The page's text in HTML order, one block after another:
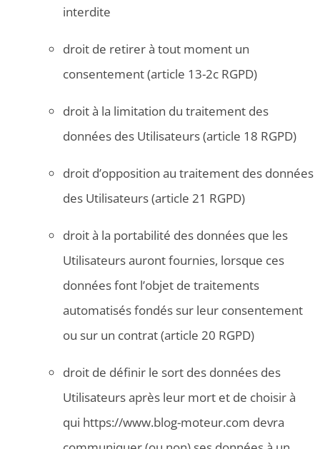
interdite
droit de retirer à tout moment un
consentement (article 13-2c RGPD)
droit à la limitation du traitement des
données des Utilisateurs (article 18 RGPD)
droit d’opposition au traitement des données
des Utilisateurs (article 21 RGPD)
droit à la portabilité des données que les
Utilisateurs auront fournies, lorsque ces
données font l’objet de traitements
automatisés fondés sur leur consentement
ou sur un contrat (article 20 RGPD)
droit de définir le sort des données des
Utilisateurs après leur mort et de choisir à
qui https://www.blog-moteur.com devra